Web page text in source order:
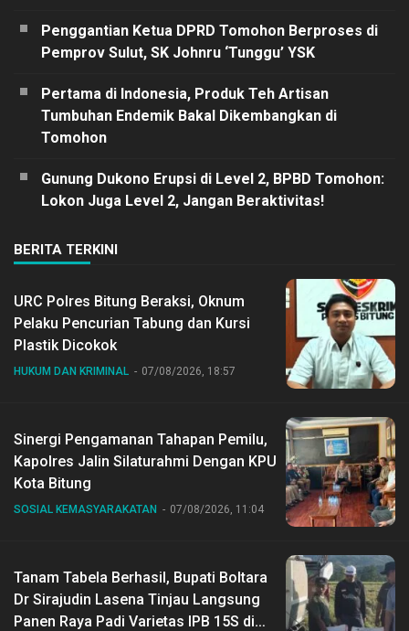
Penggantian Ketua DPRD Tomohon Berproses di
Pemprov Sulut, SK Johnru ‘Tunggu’ YSK
Pertama di Indonesia, Produk Teh Artisan
Tumbuhan Endemik Bakal Dikembangkan di
Tomohon
Gunung Dukono Erupsi di Level 2, BPBD Tomohon:
Lokon Juga Level 2, Jangan Beraktivitas!
BERITA TERKINI
URC Polres Bitung Beraksi, Oknum
Pelaku Pencurian Tabung dan Kursi
Plastik Dicokok
HUKUM DAN KRIMINAL 07/08/2026, 18:57
Sinergi Pengamanan Tahapan Pemilu,
Kapolres Jalin Silaturahmi Dengan KPU
Kota Bitung
SOSIAL KEMASYARAKATAN 07/08/2026, 11:04
Tanam Tabela Berhasil, Bupati Boltara
Dr Sirajudin Lasena Tinjau Langsung
Panen Raya Padi Varietas IPB 15S di